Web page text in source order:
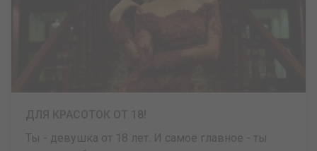
Ты - девушка от 18 лет. И самое главное - ты